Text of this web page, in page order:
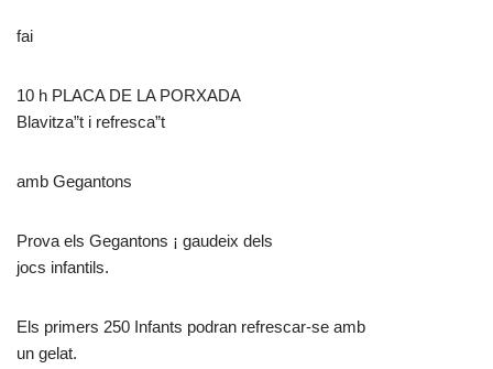
fai
10 h PLACA DE LA PORXADA
Blavitza”t i refresca”t
amb Gegantons
Prova els Gegantons ¡ gaudeix dels
jocs infantils.
Els primers 250 Infants podran refrescar-se amb
un gelat.